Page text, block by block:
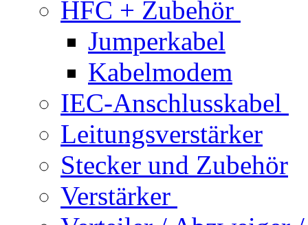
HFC + Zubehör
Jumperkabel
Kabelmodem
IEC-Anschlusskabel
Leitungsverstärker
Stecker und Zubehör
Verstärker